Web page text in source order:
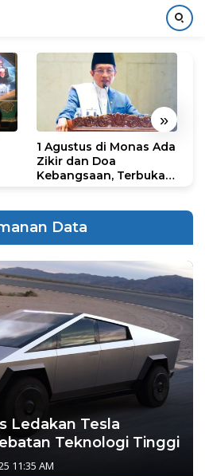
»
1 Agustus di Monas Ada
Zikir dan Doa
Kebangsaan, Terbuka
Data
Ledakan Tesla
Teknologi Tinggi
11:35 AM